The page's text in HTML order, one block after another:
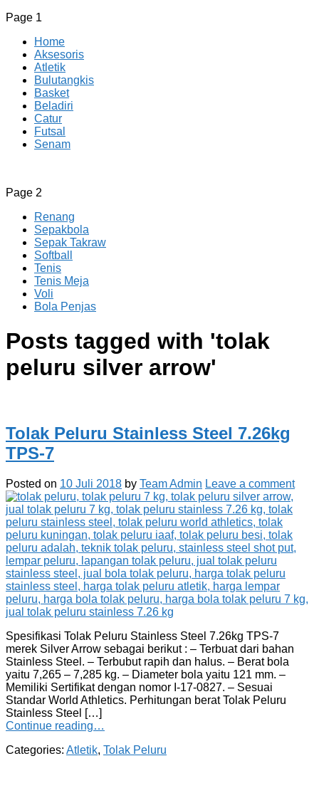
Page 1
Home
Aksesoris
Atletik
Bulutangkis
Basket
Beladiri
Catur
Futsal
Senam
CV JAYA BERSAMA Co Id
Menyediakan Semua Perlengkapan Olahraga Yang
Page 2
Renang
Sepakbola
Sepak Takraw
Softball
Tenis
Tenis Meja
Voli
Bola Penjas
Posts tagged with 'tolak
peluru silver arrow'
Tolak Peluru Stainless Steel 7.26kg
TPS-7
Posted on 10 Juli 2018 by Team Admin Leave a comment
Spesifikasi Tolak Peluru Stainless Steel 7.26kg TPS-7
merek Silver Arrow sebagai berikut : – Terbuat dari bahan
Stainless Steel. – Terbubut rapih dan halus. – Berat bola
yaitu 7,265 – 7,285 kg. – Diameter bola yaitu 121 mm. –
Memiliki Sertifikat dengan nomor I-17-0827. – Sesuai
Standar World Athletics. Perhitungan berat Tolak Peluru
Stainless Steel […]
Continue reading…
Categories: Atletik, Tolak Peluru